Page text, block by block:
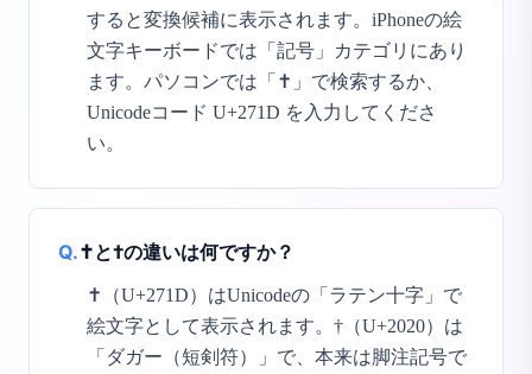
すると変換候補に表示されます。iPhoneの絵
文字キーボードでは「記号」カテゴリにあり
ます。パソコンでは「✝」で検索するか、
Unicodeコード U+271D を入力してくださ
い。
Q.✝と†の違いは何ですか？
✝（U+271D）はUnicodeの「ラテン十字」で
絵文字として表示されます。†（U+2020）は
「ダガー（短剣符）」で、本来は脚注記号で